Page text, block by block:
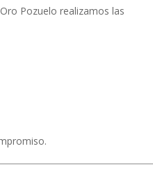
Pozuelo realizamos las